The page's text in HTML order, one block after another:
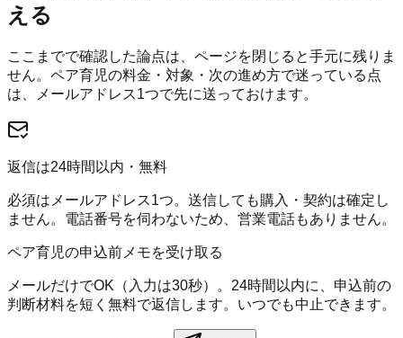
える
ここまでで確認した論点は、ページを閉じると手元に残りま
せん。 ペア育児の料金・対象・次の進め方で迷っている点
は、メールアドレス1つで先に送っておけます。
返信は24時間以内・無料
必須はメールアドレス1つ。送信しても購入・契約は確定し
ません。電話番号を伺わないため、営業電話もありません。
ペア育児の申込前メモを受け取る
メールだけでOK（入力は30秒）。24時間以内に、申込前の
判断材料を短く無料で返信します。いつでも中止できます。